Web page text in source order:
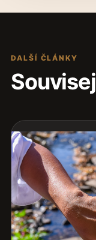
DALŠÍ ČLÁNKY